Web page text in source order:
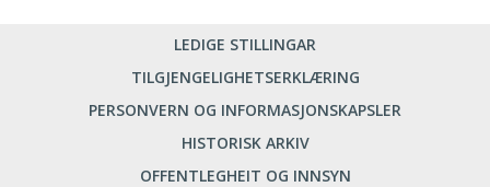
LEDIGE STILLINGAR
TILGJENGELIGHETSERKLÆRING
PERSONVERN OG INFORMASJONSKAPSLER
HISTORISK ARKIV
OFFENTLEGHEIT OG INNSYN